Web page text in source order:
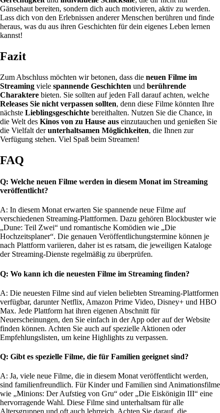
Gänsehaut bereiten, sondern dich auch motivieren, aktiv zu werden.
Lass dich von den Erlebnissen anderer Menschen berühren und finde
heraus, was du aus ihren Geschichten für dein eigenes Leben lernen
kannst!
Fazit
Zum Abschluss möchten wir betonen, dass die neuen Filme im
Streaming viele spannende Geschichten und berührende
Charaktere bieten. Sie sollten auf jeden Fall darauf achten, welche
Releases Sie nicht verpassen sollten, denn diese Filme könnten Ihre
nächste Lieblingsgeschichte bereithalten. Nutzen Sie die Chance, in
die Welt des Kinos von zu Hause aus einzutauchen und genießen Sie
die Vielfalt derunterhaltsamen Möglichkeiten, die Ihnen zur
Verfügung stehen. Viel Spaß beim Streamen!
FAQ
Q: Welche neuen Filme werden in diesem Monat im Streaming
veröffentlicht?
A: In diesem Monat erwarten Sie spannende neue Filme auf
verschiedenen Streaming-Plattformen. Dazu gehören Blockbuster wie
„Dune: Teil Zwei“ und romantische Komödien wie „Die
Hochzeitsplaner“. Die genauen Veröffentlichungstermine können je
nach Plattform variieren, daher ist es ratsam, die jeweiligen Kataloge
der Streaming-Dienste regelmäßig zu überprüfen.
Q: Wo kann ich die neuesten Filme im Streaming finden?
A: Die neuesten Filme sind auf vielen beliebten Streaming-Plattformen
verfügbar, darunter Netflix, Amazon Prime Video, Disney+ und HBO
Max. Jede Plattform hat ihren eigenen Abschnitt für
Neuerscheinungen, den Sie einfach in der App oder auf der Website
finden können. Achten Sie auch auf spezielle Aktionen oder
Empfehlungslisten, um keine Highlights zu verpassen.
Q: Gibt es spezielle Filme, die für Familien geeignet sind?
A: Ja, viele neue Filme, die in diesem Monat veröffentlicht werden,
sind familienfreundlich. Für Kinder und Familien sind Animationsfilme
wie „Minions: Der Aufstieg von Gru“ oder „Die Eiskönigin III“ eine
hervorragende Wahl. Diese Filme sind unterhaltsam für alle